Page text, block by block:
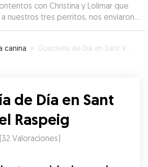
con Christina y Lolimar que
nuestros tres perritos, nos enviaron
todo el tiempo y ellos se lo
canina » Guardería de Día en Sant Vicent del Raspeig
de Día en Sant
Raspeig
(32 Valoraciones)